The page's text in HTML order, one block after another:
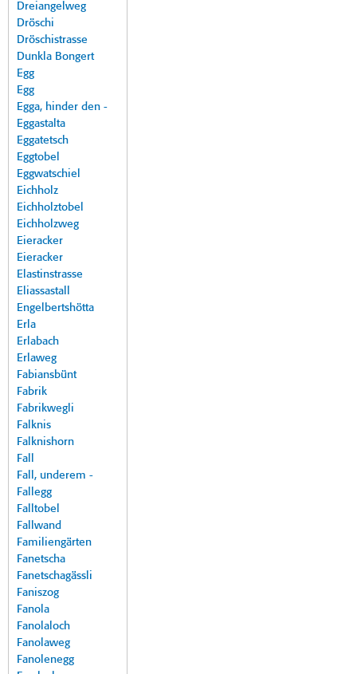
Dreiangelweg
Dröschi
Dröschistrasse
Dunkla Bongert
Egg
Egg
Egga, hinder den -
Eggastalta
Eggatetsch
Eggtobel
Eggwatschiel
Eichholz
Eichholztobel
Eichholzweg
Eieracker
Eieracker
Elastinstrasse
Eliassastall
Engelbertshötta
Erla
Erlabach
Erlaweg
Fabiansbünt
Fabrik
Fabrikwegli
Falknis
Falknishorn
Fall
Fall, underem -
Fallegg
Falltobel
Fallwand
Familiengärten
Fanetscha
Fanetschagässli
Faniszog
Fanola
Fanolaloch
Fanolaweg
Fanolenegg